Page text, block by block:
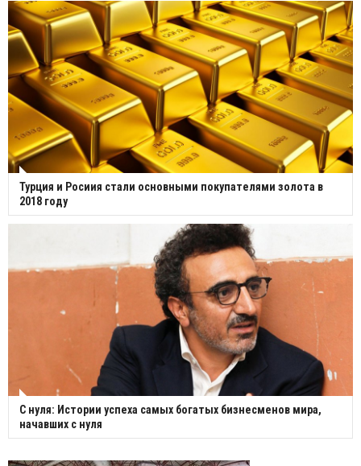
Турция и Росиия стали основными покупателями золота в
2018 году
С нуля: Истории успеха самых богатых бизнесменов мира,
начавших с нуля